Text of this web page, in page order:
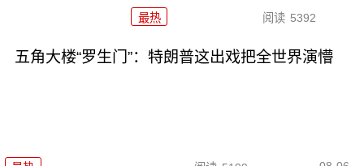
最热 阅读 5392
五角大楼“罗生门”：特朗普这出戏把全世界演懵